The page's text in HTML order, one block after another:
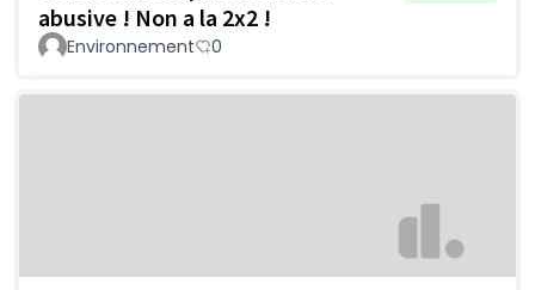
abusive ! Non a la 2x2 !
Environnement 0